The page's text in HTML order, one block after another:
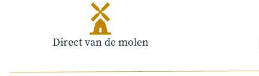
Direct van de molen